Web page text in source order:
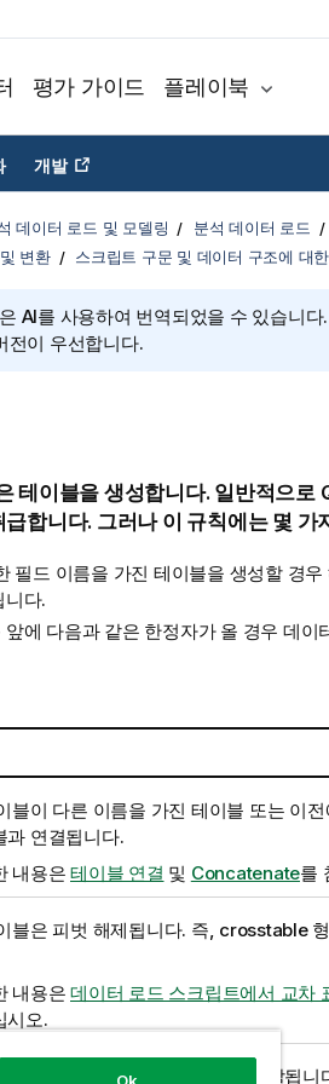
평가 가이드 플레이북
개발
데이터 로드 및 모델링
분석 데이터 로드
변환
스크립트 구문 및 데이터 구조에 대
AI를 사용하여 번역되었을 수 있습니
전이 우선합니다.
테이블을 생성합니다. 일반적으로
합니다. 그러나 이 규칙에는 몇 가
필드 이름을 가진 테이블을 생성할 경
니다.
앞에 다음과 같은 한정자가 올 경우 데이
블이 다른 이름을 가진 테이블 또는 이
과 연결됩니다.
내용은 테이블 연결 및 Concatenate를
블은 피벗 해제됩니다. 즉, crosstable
내용은 데이터 로드 스크립트에서 교차
시오.
이블이 다른 여러 논리 테이블로 분할됩니